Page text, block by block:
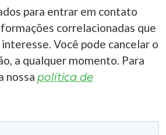
para entrar em contato
correlacionadas que
Você pode cancelar o
a qualquer momento. Para
nossa política de